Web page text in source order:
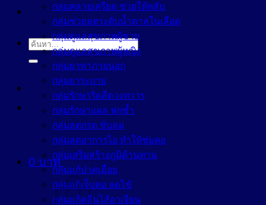
ค้นหา:
0 บาท
กลุ่มคลายเครียด ช่วยให้หลับ
กลุ่มช่วยลดระดับน้ำตาลในเลือด
กลุ่มดูแลสุขภาพผู้ชาย
กลุ่มดูแลสุขภาพผู้หญิง
กลุ่มยาทาภายนอก
กลุ่มยาระบาย
กลุ่มรักษาริดสีดวงทวาร
กลุ่มรักษาแผล ฟกช้ำ
กลุ่มลดกรด ขับลม
กลุ่มลดอาการไอ ทำให้ชุ่มคอ
กลุ่มเสริมสร้างภูมิต้านทาน
กลุ่มแก้ปวดเมื่อย
กลุ่มแก้เจ็บคอ ลดไข้
กลุ่มแก้คลื่นไส้อาเจียน